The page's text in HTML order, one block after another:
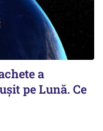
a
pe Lună. Ce